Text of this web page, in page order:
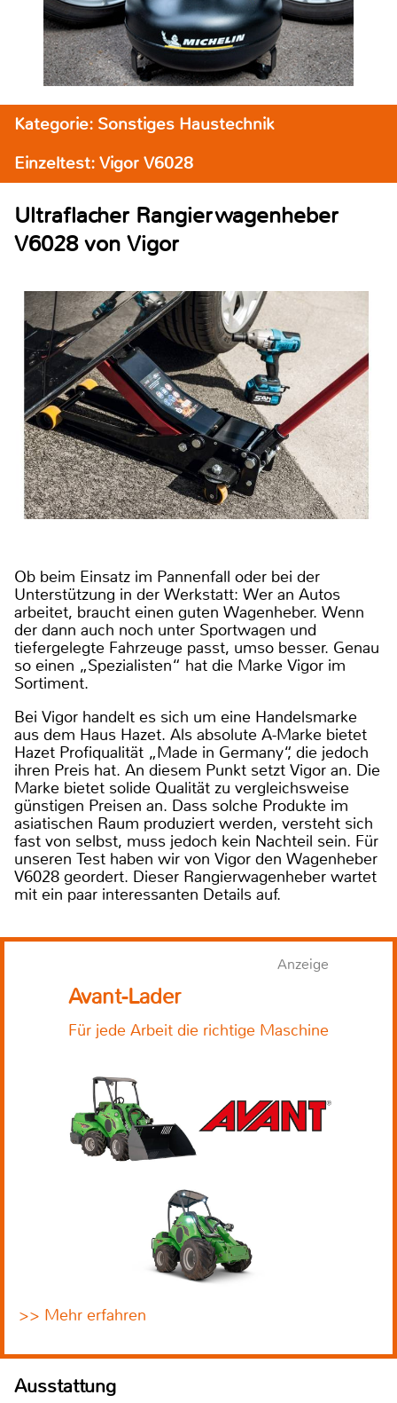
Kategorie: Sonstiges Haustechnik
Einzeltest: Vigor V6028
Ultraflacher Rangierwagenheber
V6028 von Vigor
Ob beim Einsatz im Pannenfall oder bei der
Unterstützung in der Werkstatt: Wer an Autos
arbeitet, braucht einen guten Wagenheber. Wenn
der dann auch noch unter Sportwagen und
tiefergelegte Fahrzeuge passt, umso besser. Genau
so einen „Spezialisten“ hat die Marke Vigor im
Sortiment.
Bei Vigor handelt es sich um eine Handelsmarke
aus dem Haus Hazet. Als absolute A-Marke bietet
Hazet Profiqualität „Made in Germany“, die jedoch
ihren Preis hat. An diesem Punkt setzt Vigor an. Die
Marke bietet solide Qualität zu vergleichsweise
günstigen Preisen an. Dass solche Produkte im
asiatischen Raum produziert werden, versteht sich
fast von selbst, muss jedoch kein Nachteil sein. Für
unseren Test haben wir von Vigor den Wagenheber
V6028 geordert. Dieser Rangierwagenheber wartet
mit ein paar interessanten Details auf.
Anzeige
Avant-Lader
Für jede Arbeit die richtige Maschine
>> Mehr erfahren
Ausstattung